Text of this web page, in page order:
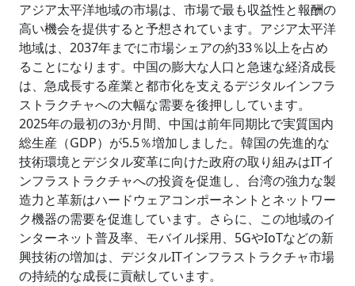
アジア太平洋地域の市場は、市場で最も収益性と報酬の
高い機会を提供すると予想されています。アジア太平洋
地域は、2037年までに市場シェアの約33％以上を占め
ることになります。中国の膨大な人口と急速な経済成長
は、急成長する産業と都市化を支えるデジタルインフラ
ストラクチャへの大幅な需要を後押ししています。
2025年の最初の3か月間、中国は前年同期比で実質国内
総生産（GDP）が5.5％増加しました。韓国の先進的な
技術環境とデジタル変革に向けた政府の取り組みはITイ
ンフラストラクチャへの投資を促進し、台湾の強力な製
造力と革新はハードウェアコンポーネントとネットワー
ク機器の需要を促進しています。さらに、この地域のイ
ンターネット普及率、モバイル採用、5GやIoTなどの新
興技術の増加は、デジタルITインフラストラクチャ市場
の持続的な成長に貢献しています。